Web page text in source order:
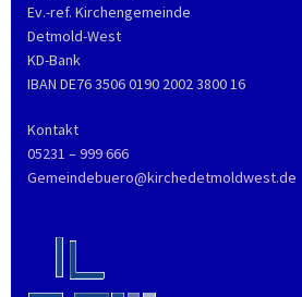
Ev.-ref. Kirchengemeinde
Detmold-West
KD-Bank
IBAN DE76 3506 0190 2002 3800 16
Kontakt
05231 – 999 666
Gemeindebuero@kirchedetmoldwest.de